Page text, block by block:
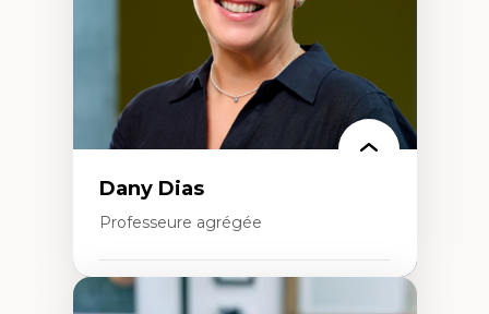
Résistances et droits numériques
Internet des objets
Problématiques relatives à l’intelligence
artificielle, l’apprentissage machine et les
hautes technologies
Féminismes et nouvelles technologies
Dany Dias
Professeure agrégée